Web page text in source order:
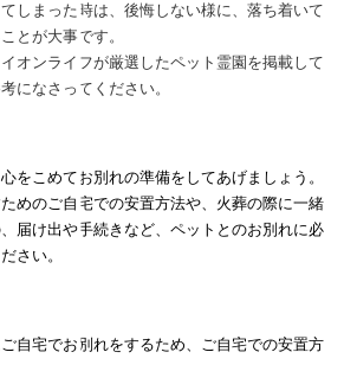
しまった時は、後悔しない様に、落ち着いて
とが大事です。
オンライフが厳選したペット霊園を掲載して
になさってください。
をこめてお別れの準備をしてあげましょう。
めのご自宅での安置方法や、火葬の際に一緒
届け出や手続きなど、ペットとのお別れに必
さい。
自宅でお別れをするため、ご自宅での安置方